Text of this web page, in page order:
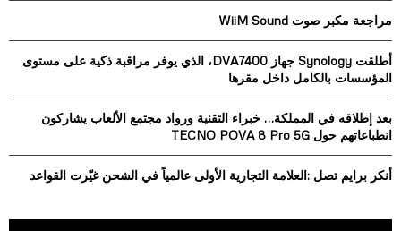
r
:
C
H
مراجعة مكبر صوت WiiM Sound
أطلقت Synology جهاز DVA7400، الذي يوفر مراقبة ذكية على مستوى
المؤسسات بالكامل داخل مقرها
بعد إطلاقه في المملكة… خبراء التقنية ورواد مجتمع الألعاب يشاركون
انطباعاتهم حول TECNO POVA 8 Pro 5G
أنكر برايم تصل :العلامة التجارية الأولى عالمياً في الشحن غيّرت القواعد